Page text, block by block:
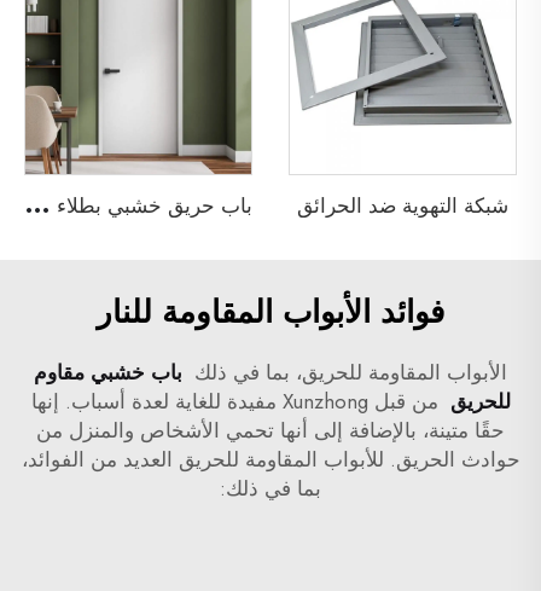
شبكة التهوية ضد الحرائق ب
اب حريق خشبي بطلاء أولي
فوائد الأبواب المقاومة للنار
الأبواب المقاومة للحريق، بما في ذلك باب خشبي مقاوم
للحريق
من قبل Xunzhong مفيدة للغاية لعدة أسباب. إنها
حقًا متينة، بالإضافة إلى أنها تحمي الأشخاص والمنزل من
حوادث الحريق. للأبواب المقاومة للحريق العديد من الفوائد،
بما في ذلك: